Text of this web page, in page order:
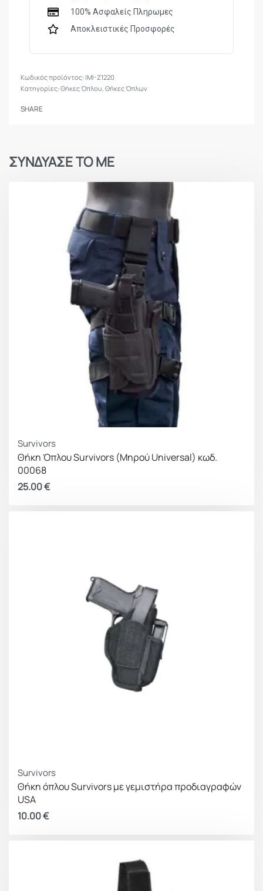
100% Ασφαλείς Πληρωμες
Αποκλειστικές Προσφορές
IMI-Z1220
Κατηγορίες:Θήκες Όπλου, Θήκες Όπλων
SHARE
ΣΥΝΔΥΑΣΕ ΤΟ ΜΕ
Survivors
Θήκη Όπλου Survivors (Μηρού Universal) κωδ.
00068
25.00€
Survivors
Θήκη όπλου Survivors με γεμιστήρα προδιαγραφών
USA
10.00€